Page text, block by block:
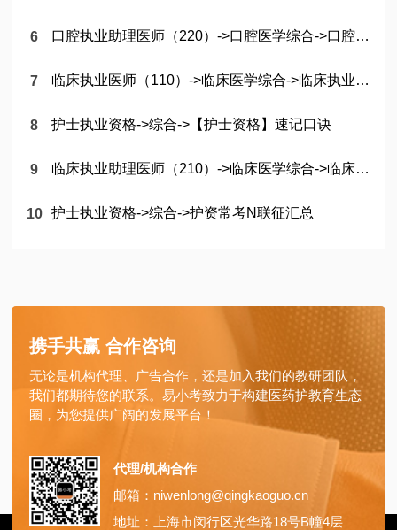
口腔执业助理医师（220）->口腔医学综合->口腔执业助理医师《口腔颌面医学影像诊断学》重难点突破31条
临床执业医师（110）->临床医学综合->临床执业医师《儿科疾病》高频考点必背50条（3）
护士执业资格->综合->【护士资格】速记口诀
临床执业助理医师（210）->临床医学综合->临床执业助理医师《血液系统》核心考点速记50条
护士执业资格->综合->护资常考N联征汇总
携手共赢 合作咨询
无论是机构代理、广告合作，还是加入我们的教研团队，
我们都期待您的联系。易小考致力于构建医药护教育生态
圈，为您提供广阔的发展平台！
代理/机构合作
邮箱：niwenlong@qingkaoguo.cn
地址：上海市闵行区光华路18号B幢4层